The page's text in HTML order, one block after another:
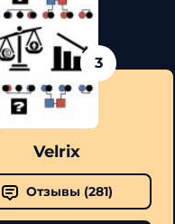
3
Velrix
Отзывы (281)